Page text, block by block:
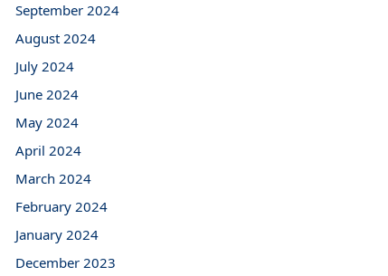
September 2024
August 2024
July 2024
June 2024
May 2024
April 2024
March 2024
February 2024
January 2024
December 2023